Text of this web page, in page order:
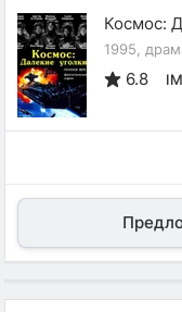
Космос:
1995,
6.8